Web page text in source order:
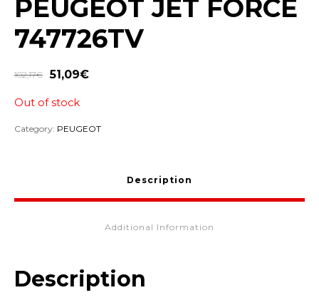
PEUGEOT JET FORCE
747726TV
102,17€ 51,09€
Out of stock
Category: PEUGEOT
Description
Additional Information
Description